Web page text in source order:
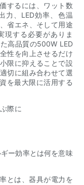
するには、ワット数
力、LED効率、色温
省エネ、そして用途
現する必要がありま
高品質の500W LED
性を向上させるだけ
限に抑えることで設
切に組み合わせて選
を最大限に活用する
ー効率とは何を意味
とは、器具が電力を